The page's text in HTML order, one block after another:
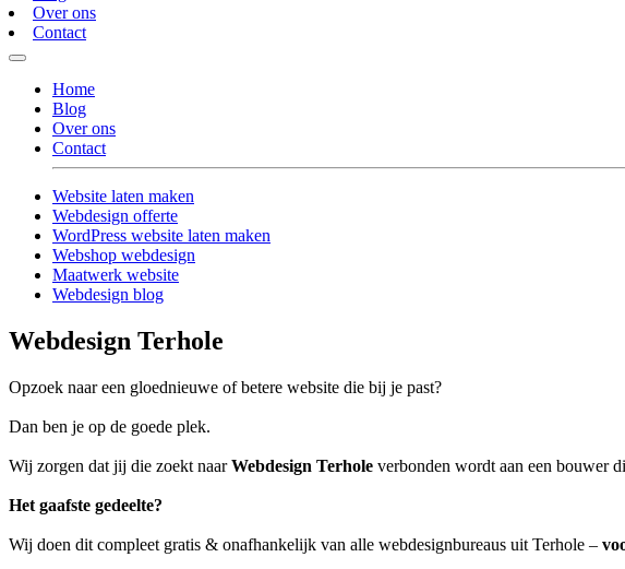
Over ons
Contact
Home
Blog
Over ons
Contact
Website laten maken
Webdesign offerte
WordPress website laten maken
Webshop webdesign
Maatwerk website
Webdesign blog
Webdesign Terhole
Opzoek naar een gloednieuwe of betere website die bij je past?
Dan ben je op de goede plek.
Wij zorgen dat jij die zoekt naarWebdesign Terhole verbonden wordt aan een bouwer
Het gaafste gedeelte?
Wij doen dit compleet gratis & onafhankelijk van alle webdesignbureaus uit Terhole –